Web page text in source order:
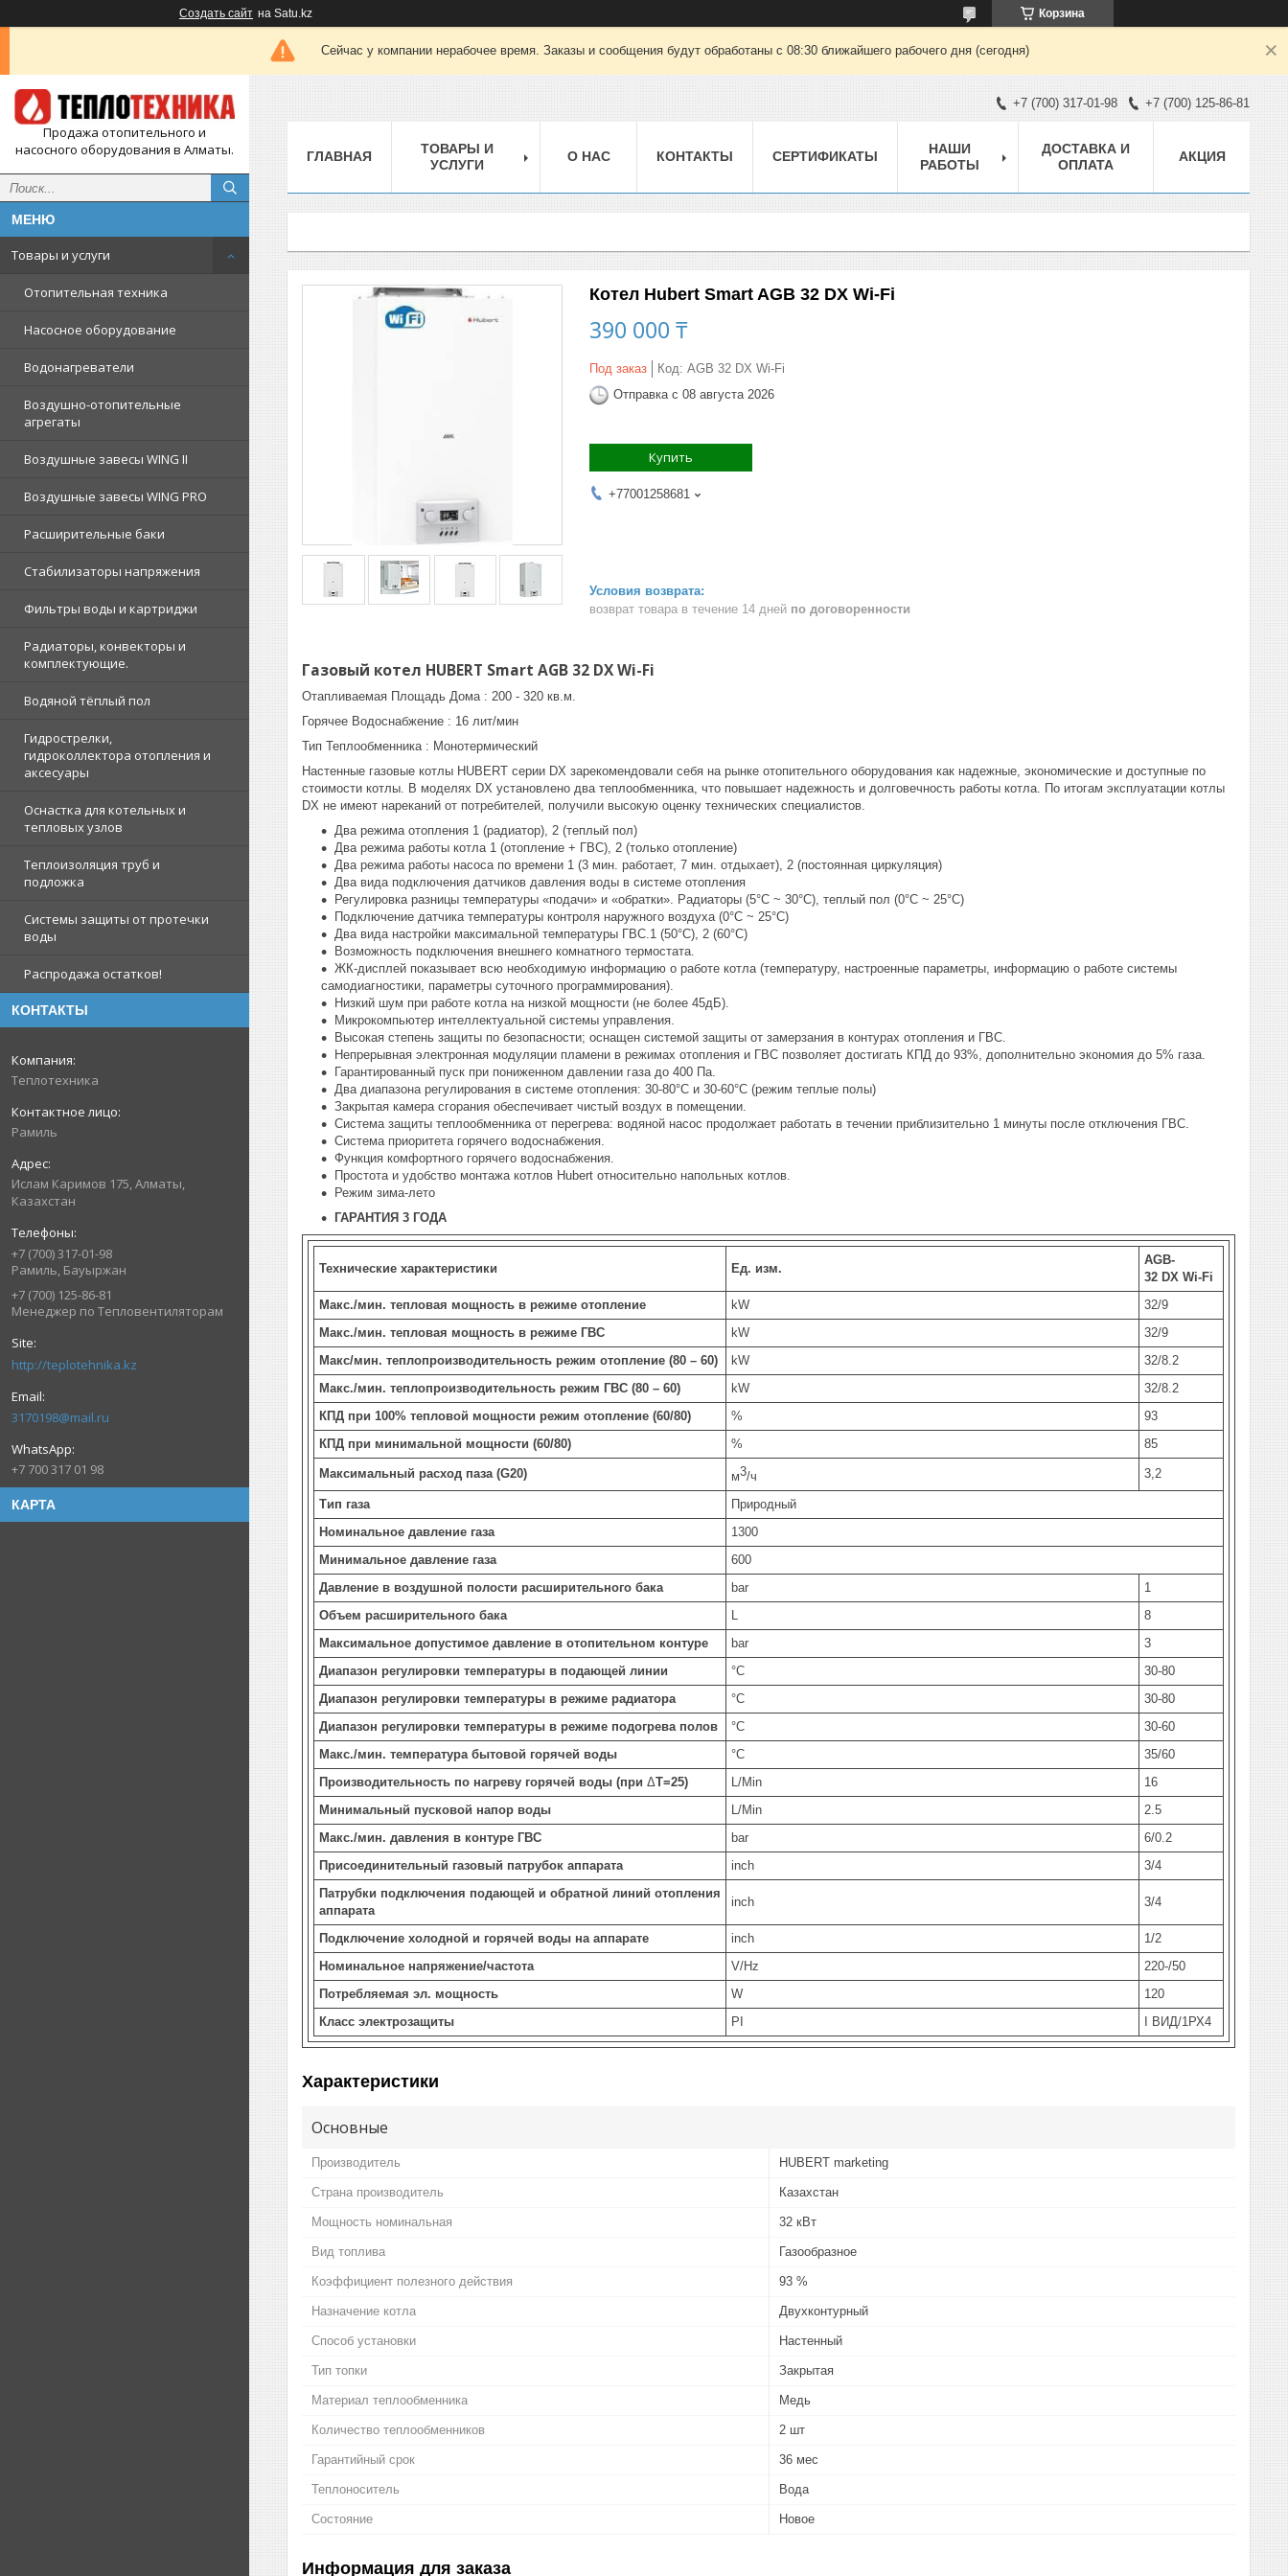
Создать сайт на Satu.kz Корзина
Сейчас у компании нерабочее время. Заказы и сообщения будут обработаны с 08:30 ближайшего рабочего дня (сегодня)
Продажа отопительного и
насосного оборудования в Алматы.
Товары и услуги
Отопительная техника
Насосное оборудование
Водонагреватели
Воздушно-отопительные
агрегаты
Воздушные завесы WING II
Воздушные завесы WING PRO
Расширительные баки
Стабилизаторы напряжения
Фильтры воды и картриджи
Радиаторы, конвекторы и
комплектующие.
Водяной тёплый пол
Гидрострелки,
гидроколлектора отопления и
аксесуары
Оснастка для котельных и
тепловых узлов
Теплоизоляция труб и
подложка
Системы защиты от протечки
воды
Распродажа остатков!
КОНТАКТЫ
Теплотехника
Рамиль
Ислам Каримов 175, Алматы,
Казахстан
+7 (700) 317-01-98
Рамиль, Бауыржан
+7 (700) 125-86-81
Менеджер по Тепловентиляторам
http://teplotehnika.kz
3170198@mail.ru
+7 700 317 01 98
КАРТА
+7 (700) 317-01-98 +7 (700) 125-86-81
ГЛАВНАЯ
ТОВАРЫ И
УСЛУГИ
О НАС КОНТАКТЫ СЕРТИФИКАТЫ
НАШИ
РАБОТЫ
ДОСТАВКА И
ОПЛАТА
АКЦИЯ
Котел Hubert Smart AGB 32 DX Wi-Fi
390 000 ₸
Под заказ Код: AGB 32 DX Wi-Fi
Отправка с 08 августа 2026
Купить
+77001258681
возврат товара в течение 14 дней по договоренности
Газовый котел HUBERT Smart AGB 32 DX Wi-Fi
Отапливаемая Площадь Дома : 200 - 320 кв.м.
Горячее Водоснабжение : 16 лит/мин
Тип Теплообменника : Монотермический
Настенные газовые котлы HUBERT серии DX зарекомендовали себя на рынке отопительного оборудования как надежные, экономические и доступные по
стоимости котлы. В моделях DX установлено два теплообменника, что повышает надежность и долговечность работы котла. По итогам эксплуатации котлы
DX не имеют нареканий от потребителей, получили высокую оценку технических специалистов.
Два режима отопления 1 (радиатор), 2 (теплый пол)
Два режима работы котла 1 (отопление + ГВС), 2 (только отопление)
Два режима работы насоса по времени 1 (3 мин. работает, 7 мин. отдыхает), 2 (постоянная циркуляция)
Два вида подключения датчиков давления воды в системе отопления
Регулировка разницы температуры «подачи» и «обратки». Радиаторы (5°C ~ 30°C), теплый пол (0°C ~ 25°C)
Подключение датчика температуры контроля наружного воздуха (0°C ~ 25°C)
Два вида настройки максимальной температуры ГВС.1 (50°C), 2 (60°C)
Возможность подключения внешнего комнатного термостата.
ЖК-дисплей показывает всю необходимую информацию о работе котла (температуру, настроенные параметры, информацию о работе системы
самодиагностики, параметры суточного программирования).
Низкий шум при работе котла на низкой мощности (не более 45дБ).
Микрокомпьютер интеллектуальной системы управления.
Высокая степень защиты по безопасности; оснащен системой защиты от замерзания в контурах отопления и ГВС.
Непрерывная электронная модуляции пламени в режимах отопления и ГВС позволяет достигать КПД до 93%, дополнительно экономия до 5% газа.
Гарантированный пуск при пониженном давлении газа до 400 Па.
Два диапазона регулирования в системе отопления: 30-80°C и 30-60°С (режим теплые полы)
Закрытая камера сгорания обеспечивает чистый воздух в помещении.
Система защиты теплообменника от перегрева: водяной насос продолжает работать в течении приблизительно 1 минуты после отключения ГВС.
Система приоритета горячего водоснабжения.
Функция комфортного горячего водоснабжения.
Простота и удобство монтажа котлов Hubert относительно напольных котлов.
Режим зима-лето
ГАРАНТИЯ 3 ГОДА
Технические характеристики Ед. изм.
AGB-
32 DX Wi-Fi
Макс./мин. тепловая мощность в режиме отопление
kW
32/9
Макс./мин. тепловая мощность в режиме ГВС
kW
32/9
Макс/мин. теплопроизводительность режим отопление (80 – 60)
kW
32/8.2
Макс./мин. теплопроизводительность режим ГВС (80 – 60)
kW
32/8.2
КПД при 100% тепловой мощности режим отопление (60/80)
%
93
КПД при минимальной мощности (60/80)
% 85
Максимальный расход паза (G20) м3/ч 3,2
Тип газа
Природный
Номинальное давление газа
1300
Минимальное давление газа
600
Давление в воздушной полости расширительного бака
bar
1
Объем расширительного бака
8
Максимальное допустимое давление в отопительном контуре
bar
3
Диапазон регулировки температуры в подающей линии
°C
30-80
Диапазон регулировки температуры в режиме радиатора
°C
30-80
Диапазон регулировки температуры в режиме подогрева полов
°C
30-60
Макс./мин. температура бытовой горячей воды
°C
35/60
Производительность по нагреву горячей воды (при ΔТ=25) L/Min
16
Минимальный пусковой напор воды
L/Min
2.5
Макс./мин. давления в контуре ГВС
bar
6/0.2
Присоединительный газовый патрубок аппарата
inch
3/4
Патрубки подключения подающей и обратной линий отопления
аппарата
inch 3/4
Подключение холодной и горячей воды на аппарате inch
1/2
Номинальное напряжение/частота
V/Hz
220-/50
Потребляемая эл. мощность
W
120
Класс электрозащиты
PI I ВИД/1РХ4
Характеристики
Основные
Производитель HUBERT marketing
Страна производитель Казахстан
Мощность номинальная 32 кВт
Вид топлива Газообразное
Коэффициент полезного действия 93 %
Назначение котла Двухконтурный
Способ установки Настенный
Тип топки Закрытая
Материал теплообменника Медь
Количество теплообменников 2 шт
Гарантийный срок 36 мес
Теплоноситель Вода
Состояние Новое
Информация для заказа